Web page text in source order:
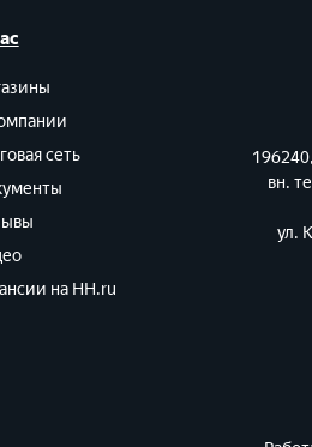
сеть
на HH.ru
вн.
ул.